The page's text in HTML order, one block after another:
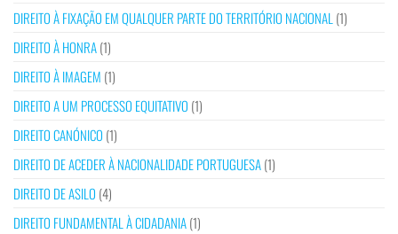
DIREITO À FIXAÇÃO EM QUALQUER PARTE DO TERRITÓRIO NACIONAL (1)
DIREITO À HONRA(1)
DIREITO À IMAGEM (1)
DIREITO A UM PROCESSO EQUITATIVO (1)
DIREITO CANÓNICO (1)
DIREITO DE ACEDER À NACIONALIDADE PORTUGUESA(1)
DIREITO DE ASILO (4)
DIREITO FUNDAMENTAL À CIDADANIA(1)